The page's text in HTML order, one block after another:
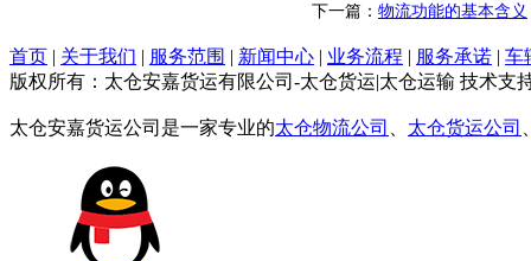
下一篇： 物流功能的基本含义
首页 | 关于我们 | 服务范围 | 新闻中心 | 业务流程 | 服务承诺 | 车
版权所有：太仓安嘉货运有限公司-太仓货运|太仓运输 技术支
太仓安嘉货运公司是一家专业的太仓物流公司 太仓货运公司